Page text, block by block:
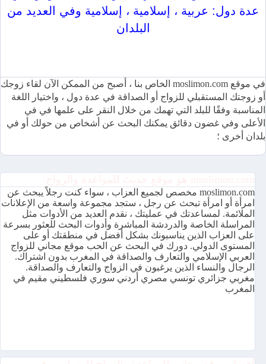
عدة دول: عربية ، إسلامية ، إسلامية وفي العديد من
البلدان
في موقع moslimon.com الخاص بنا ، أصبح من الممكن الآن لقاء زوجك
أو زوجتك المستقبلي للزواج أو الصداقة في عدة دول ، واختيار اللغة
المناسبة وفقًا للبلد التي تهمك من خلال النقر على علمها في في
الأعلى وفي غضون دقائق يمكنك البحث عن أشخاص من حولك أو في
بلدان أخرى ؛
moslimon.com مخصص لجميع العزاب ، سواء كنت رجلاً يبحث عن
امرأة أو امرأة تبحث عن رجل ، ستجد مجموعة واسعة من الإعلانات
الملائمة. لمساعدتك في عمليتك ، نقدم العديد من الأدوات مثل
المراسلة الخاصة والدردشة المباشرة وأدوات البحث للعثور بسرعة
على العزاب الذين يناسبونك بشكل أفضل في منطقتك أو على
المستوى الدولي. دورك في البحث عن الحب موقع مجاني للزواج
العربي الإسلامي والتعارف والصداقة في المغرب بدون اشتراك.
الرجال والنساء الذين يرغبون في الزواج والتعارف والصداقة.
مغربي جزائري تونسي مصري أردني سوري فلسطيني مقيم في
المغرب